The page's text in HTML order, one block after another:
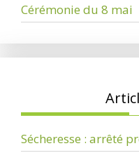
Cérémonie du 8 mai
Sécheresse : arrêté